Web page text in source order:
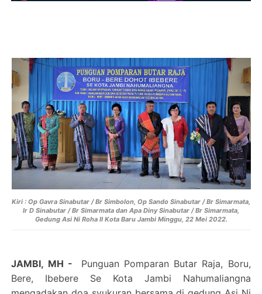
Kiri : Op Gavra Sinabutar / Br Simbolon, Op Sando Sinabutar / Br Simarmata,
Ir D Sinabutar / Br Simarmata dan Apa Diny Sinabutar / Br Simarmata,
Gedung Asi Ni Roha II Kota Baru Jambi Minggu, 22 Mei 2022.
JAMBI, MH - Punguan Pomparan Butar Raja, Boru,
Bere, Ibebere Se Kota Jambi Nahumaliangna